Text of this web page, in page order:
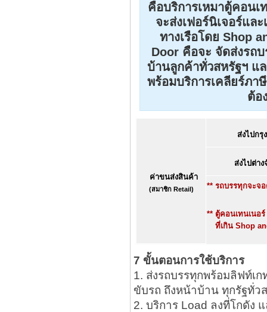
คือบริการเหมาตู้คอนเ
จะส่งเฟอร์นิเจอร์แล
ทางเรือโดย Shop
Door คือจะ จัดส่งรถ
บ้านลูกค้าทั่วสหรัฐฯ แ
พร้อมบริการเคลียร์ภา
ต้อ
ค่าขนส่งสินค้า
(สมาชิก Retail)
ส่งไปกรุ
ส่งไปต่าง
** รถบรรทุกจะจ
** ตู้คอนเทนเนอ
ที่เกิน Shop
7 ขั้นตอนการใช้บริการ
1. ส่งรถบรรทุกพร้อมลิฟท์เ
ขับรถ ถึงหน้าบ้าน ทุกรัฐทั่ว
2. บริการ Load ลงที่โกดัง